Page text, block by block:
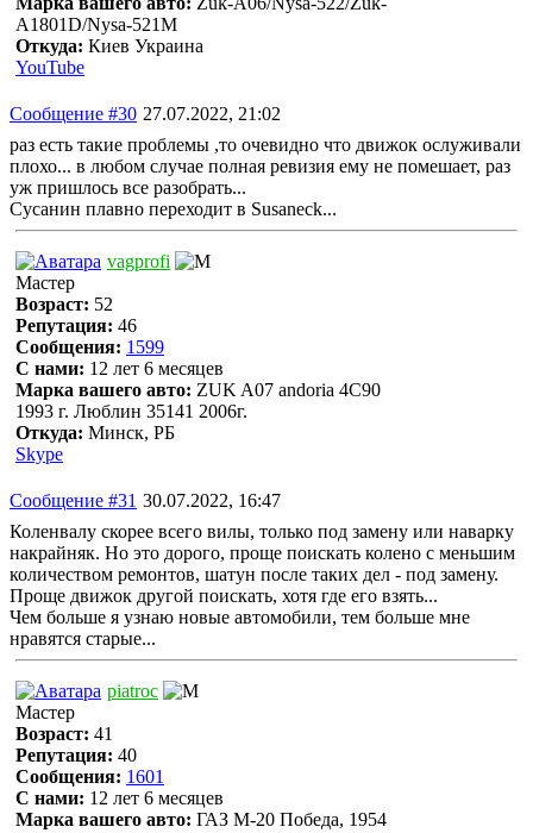
A1801D/Nysa-521M
Откуда: Киев Украина
YouTube
Сообщение #30 27.07.2022, 21:02
раз есть такие проблемы ,то очевидно что движок ослуживали
плохо... в любом случае полная ревизия ему не помешает, раз
уж пришлось все разобрать...
Сусанин плавно переходит в Susaneck...
vagprofi
Мастер
Возраст: 52
Репутация: 46
Сообщения: 1599
С нами: 12 лет 6 месяцев
Марка вашего авто: ZUK A07 andoria 4C90
1993 г. Люблин 35141 2006г.
Откуда: Минск, РБ
Skype
Сообщение #31 30.07.2022, 16:47
Коленвалу скорее всего вилы, только под замену или наварку
накрайняк. Но это дорого, проще поискать колено с меньшим
количеством ремонтов, шатун после таких дел - под замену.
Проще движок другой поискать, хотя где его взять...
Чем больше я узнаю новые автомобили, тем больше мне
нравятся старые...
piatroc
Мастер
Возраст: 41
Репутация: 40
Сообщения: 1601
С нами: 12 лет 6 месяцев
Марка вашего авто: ГАЗ М-20 Победа, 1954